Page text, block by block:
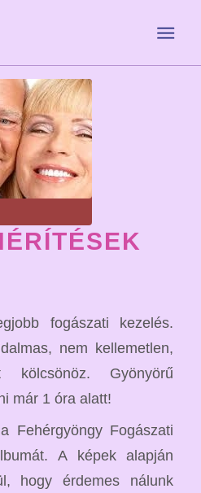
fogászati kezelés.
nem kellemetlen,
Gyönyörű
már 1 óra alatt!
Fehérgyöngy Fogászati
A képek alapján
hogy érdemes nálunk